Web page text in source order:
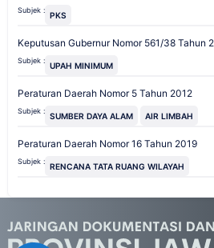
Subjek : PKS
Keputusan Gubernur Nomor 561/38 Tahun
Subjek : UPAH MINIMUM
Peraturan Daerah Nomor 5 Tahun 2012
Subjek : SUMBER DAYA ALAM AIR LIMBAH
Peraturan Daerah Nomor 16 Tahun 2019
Subjek : RENCANA TATA RUANG WILAYAH